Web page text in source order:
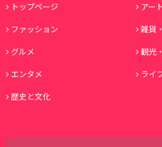
トップページ
アート
ファッション
雑貨
グルメ
観光
エンタメ
ライ
歴史と文化